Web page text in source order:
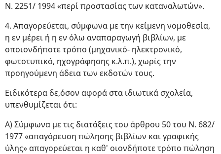
Ν. 2251/ 1994 «περί προστασίας των καταναλωτών».
4. Απαγορεύεται, σύμφωνα με την κείμενη νομοθεσία,
η εν μέρει ή η εν όλω αναπαραγωγή βιβλίων, με
οποιονδήποτε τρόπο (μηχανικό- ηλεκτρονικό,
φωτοτυπικό, ηχογράφησης κ.λ.π.), χωρίς την
προηγούμενη άδεια των εκδοτών τους.
Ειδικότερα δε,όσον αφορά στα ιδιωτικά σχολεία,
υπενθυμίζεται ότι:
Α) Σύμφωνα με τις διατάξεις του άρθρου 50 του Ν. 682/
1977 «απαγόρευση πώλησης βιβλίων και γραφικής
ύλης» απαγορεύεται η καθ' οιονδήποτε τρόπο πώληση